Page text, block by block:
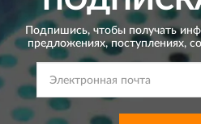
Подпишись, чтобы получать
предложениях,поступлениях,